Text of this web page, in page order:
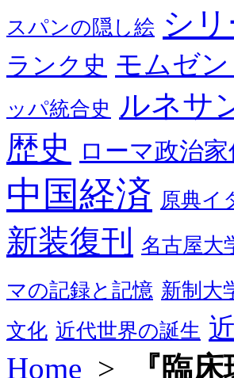
スパンの隠し絵 シ
ランク史 モムゼ
ッパ統合史 ルネサ
歴史 ローマ政治
中国経済 原典イ
新装復刊 名古屋大
マの記録と記憶 新制大
文化 近代世界の誕生
Home > 『臨